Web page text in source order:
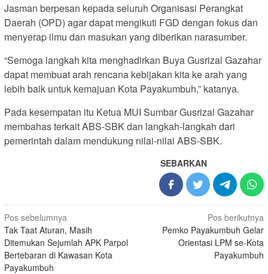
Jasman berpesan kepada seluruh Organisasi Perangkat
Daerah (OPD) agar dapat mengikuti FGD dengan fokus dan
menyerap ilmu dan masukan yang diberikan narasumber.
“Semoga langkah kita menghadirkan Buya Gusrizal Gazahar
dapat membuat arah rencana kebijakan kita ke arah yang
lebih baik untuk kemajuan Kota Payakumbuh,” katanya.
Pada kesempatan itu Ketua MUI Sumbar Gusrizal Gazahar
membahas terkait ABS-SBK dan langkah-langkah dari
pemerintah dalam mendukung nilai-nilai ABS-SBK.
SEBARKAN
Navigasi
pos
Pos sebelumnya
Tak Taat Aturan, Masih
Ditemukan Sejumlah APK Parpol
Bertebaran di Kawasan Kota
Payakumbuh
Pos berikutnya
Pemko Payakumbuh Gelar
Orientasi LPM se-Kota
Payakumbuh